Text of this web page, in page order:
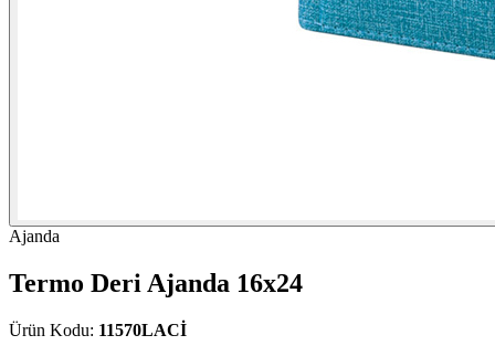
Ajanda
Termo Deri Ajanda 16x24
Ürün Kodu: 11570LACİ